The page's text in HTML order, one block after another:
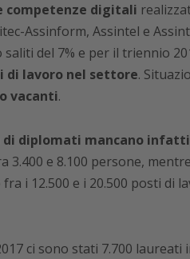
competenze digitali
Assinform, Assintel e
del 7% e per il triennio
di lavoro nel settore.
vacanti.
diplomati mancano
3.400 e 8.100 persone,
i 12.500 e i 20.500 posti di
ci sono stati 7.700 laureati